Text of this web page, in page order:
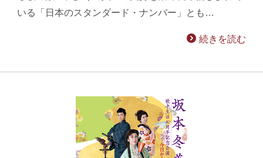
いる「日本のスタンダード・ナンバー」とも…
続きを読む